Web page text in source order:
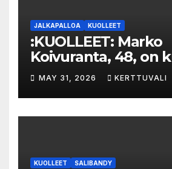
JALKAPALLOA KUOLLEET
:KUOLLEET: Marko
Koivuranta, 48, on
MAY 31, 2026 KERTTUVALI
KUOLLEET SALIBANDY